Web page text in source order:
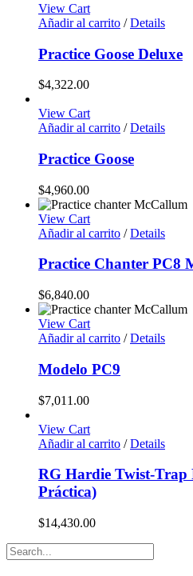
View Cart
Añadir al carrito / Details
Practice Goose Deluxe
$4,322.00
View Cart
Añadir al carrito / Details
Practice Goose
$4,960.00
View Cart
Añadir al carrito / Details
Practice Chanter PC8
$6,840.00
View Cart
Añadir al carrito / Details
Modelo PC9
$7,011.00
View Cart
Añadir al carrito / Details
RG Hardie Twist-Trap
Práctica)
$14,430.00